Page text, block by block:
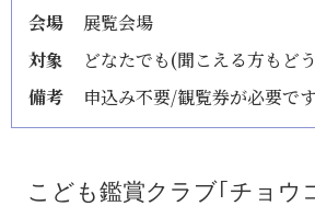
会場
展覧会場
対象
どなたでも(聞こえる方もど
備考
申込み不要/観覧券が必要で
こども鑑賞クラブ｢チョウ